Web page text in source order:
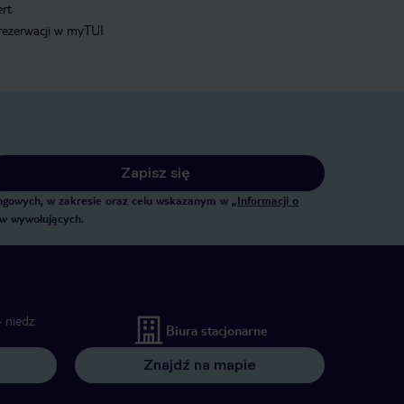
w myTUI
Zapisz się
w zakresie oraz celu wskazanym w „Informacji o
wywołujących.
Biura stacjonarne
Znajdź na mapie